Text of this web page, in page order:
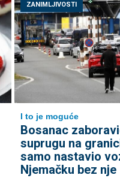
ZANIMLJIVOSTI
I to je moguće
Bosanac
suprugu na
samo nastavio
Njemačku bez nje